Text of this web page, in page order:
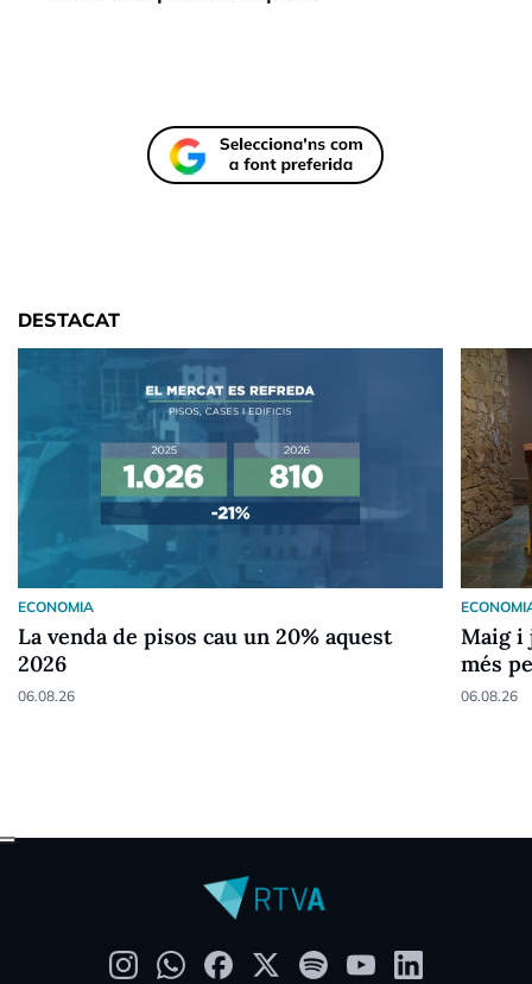
DESTACAT
ECONOMIA
La venda de pisos cau un 20% aquest
2026
06.08.26
Maig i
més
06.08.26